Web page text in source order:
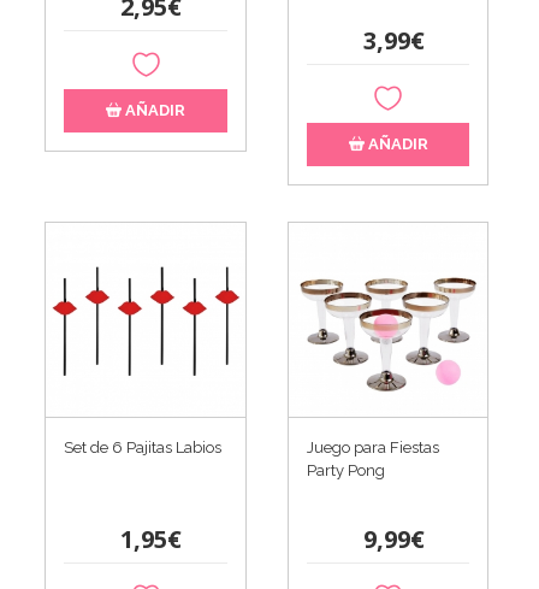
2,95€
AÑADIR
3,99€
AÑADIR
Set de 6 Pajitas Labios
1,95€
Juego para Fiestas
Party Pong
9,99€